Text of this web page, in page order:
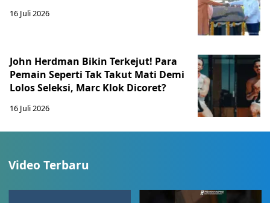
16 Juli 2026
John Herdman Bikin Terkejut! Para
Pemain Seperti Tak Takut Mati Demi
Lolos Seleksi, Marc Klok Dicoret?
16 Juli 2026
Video Terbaru